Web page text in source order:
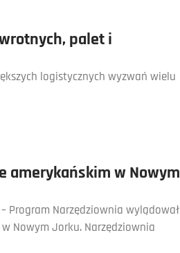
palet i
logistycznych wyzwań wielu
amerykańskim w Nowym
Program Narzędziownia wylądował
Nowym Jorku. Narzędziownia